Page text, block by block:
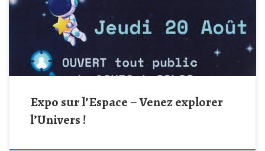
exposition ludique et accessible à tous.
18h30 à 20h00
Club […]
Expo sur l’Espace – Venez explorer
l’Univers !